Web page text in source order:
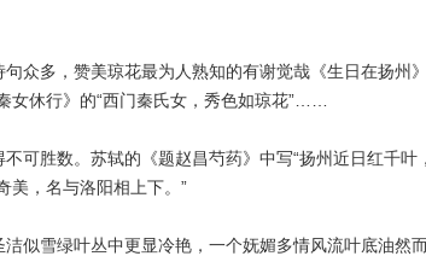
多，赞美琼花最为人熟知的有谢觉哉《生日在扬州
女休行》的“西门秦氏女，秀色如琼花”……
胜数。苏轼的《题赵昌芍药》中写“扬州近日红千叶
美，名与洛阳相上下。”
雪绿叶丛中更显冷艳，一个妩媚多情风流叶底油然